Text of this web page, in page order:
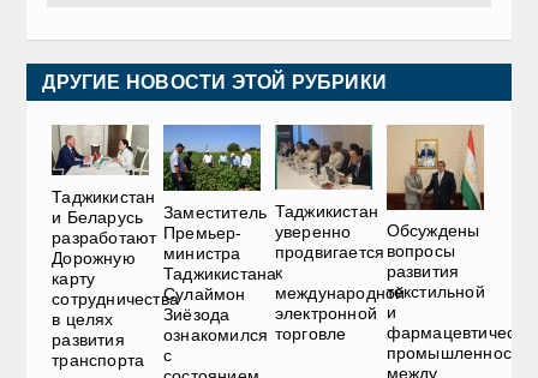
ДРУГИЕ НОВОСТИ ЭТОЙ РУБРИКИ
Таджикистан
и Беларусь
разработают
Дорожную
карту
сотрудничества
в целях
развития
транспорта
Заместитель
Премьер-
министра
Таджикистана
Сулаймон
Зиёзода
ознакомился
с
Таджикистан
уверенно
продвигается
к
международной
электронной
торговле
Обсуждены
вопросы
развития
текстильной
и
промышленности
между